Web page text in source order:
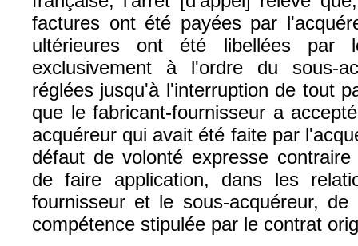
factures ont été payées par
ultérieures ont été libellées par
exclusivement à l'ordre du sous-
réglées jusqu'à l'interruption de tout
que le fabricant-fournisseur a
acquéreur qui avait été faite par
défaut de volonté expresse
de faire application, dans les
fournisseur et le sous-acquéreur,
compétence stipulée par le contrat